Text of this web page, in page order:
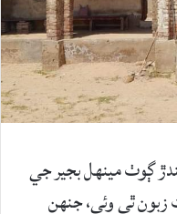
ڳوٺ مينھل بجير جي
ٿي وئي، جنهن